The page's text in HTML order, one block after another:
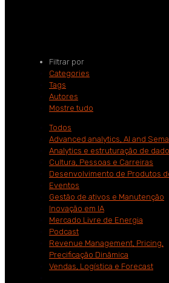
Filtrar por
Categories
Tags
Autores
Mostre tudo
Todos
Advanced analytics, AI and
Analytics e estruturação de
Cultura, Pessoas e Carreiras
Desenvolvimento de Produtos
Eventos
Gestão de ativos e Manutenção
Inovação em IA
Mercado Livre de Energia
Podcast
Revenue Management, Pricing,
Precificação Dinâmica
Vendas, Logística e Forecast